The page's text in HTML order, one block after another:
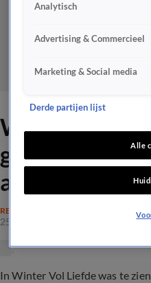
Winter Vol
gooit het over
andere boeg
REALITY
25 mrt 2024, 16:03
In Winter Vol Liefde was te
Analytisch
Advertising & Commercieel
Marketing & Social media
Derde partijen lijst
Alle